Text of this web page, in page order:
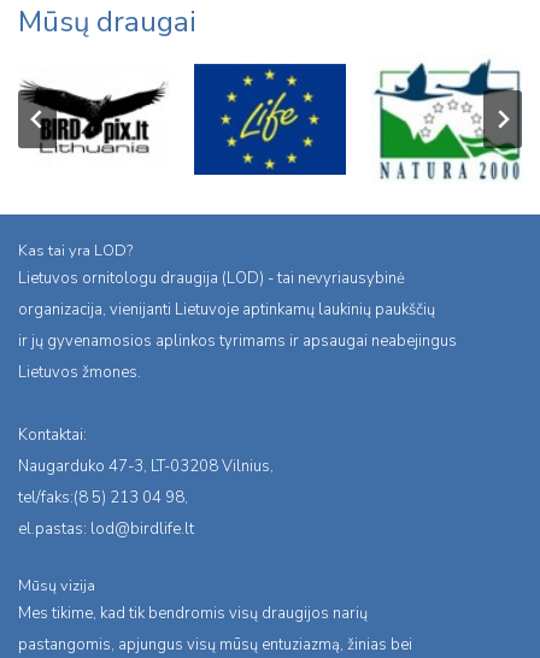
Mūsų draugai
Kas tai yra LOD?
Lietuvos ornitologu draugija (LOD) - tai nevyriausybinė
organizacija, vienijanti Lietuvoje aptinkamų laukinių paukščių
ir jų gyvenamosios aplinkos tyrimams ir apsaugai neabejingus
Lietuvos žmones.
Kontaktai:
Naugarduko 47-3, LT-03208 Vilnius,
tel/faks:(8 5) 213 04 98,
el.pastas: lod@birdlife.lt
Mūsų vizija
Mes tikime, kad tik bendromis visų draugijos narių
pastangomis, apjungus visų mūsų entuziazmą, žinias bei